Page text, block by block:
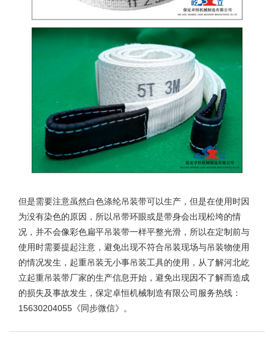
但是需要注意虽然白色涤纶吊装带可以生产，但是在使用时因
为没有染色的原因，所以吊带环眼或是带身会出现松垮的情
况，并不会像彩色扁平吊装带一样平整光滑，所以在定制前与
使用时需要提起注意，避免出现不符合吊装现场与吊装物使用
的情况发生，起重吊装无小事吊装工具的使用，从了解河北屹
立起重吊装带厂家的生产信息开始，避免出现因不了解而造成
的损失及事故发生，保定卓恒机械制造有限公司服务热线：
15630204055《同步微信》。